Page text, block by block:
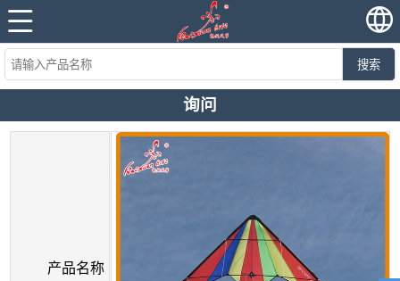
搜索
询问
产品名称